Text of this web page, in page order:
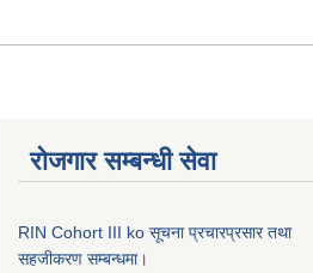
रोजगार सम्बन्धी सेवा
RIN Cohort III ko सूचना प्रचारप्रसार तथा
सहजीकरण सम्बन्धमा।